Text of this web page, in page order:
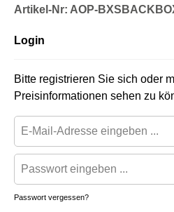
Artikel-Nr: AOP-
Login
Bitte registrieren Sie sich oder
Preisinformationen sehen zu
Passwort vergessen?